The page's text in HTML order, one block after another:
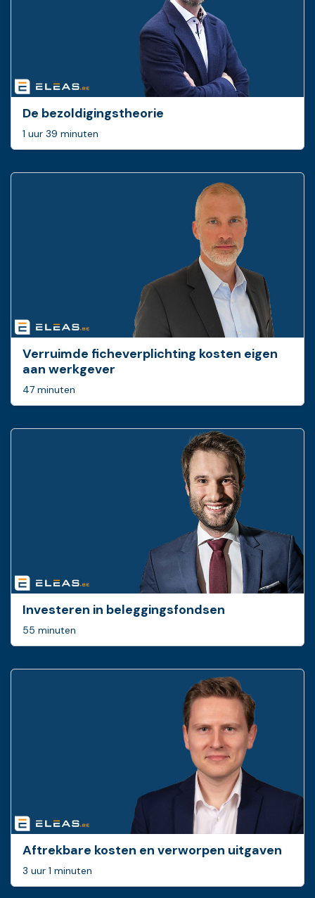
De bezoldigingstheorie
1 uur 39 minuten
Verruimde ficheverplichting kosten eigen
aan werkgever
47 minuten
Investeren in beleggingsfondsen
55 minuten
Aftrekbare kosten en verworpen uitgaven
3 uur 1 minuten